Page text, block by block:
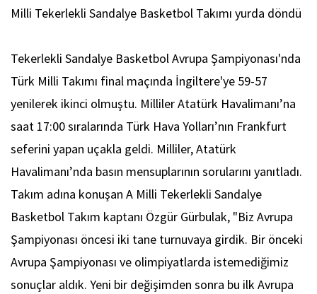
Milli Tekerlekli Sandalye Basketbol Takımı yurda döndü
Tekerlekli Sandalye Basketbol Avrupa Şampiyonası'nda
Türk Milli Takımı final maçında İngiltere'ye 59-57
yenilerek ikinci olmuştu. Milliler Atatürk Havalimanı’na
saat 17:00 sıralarında Türk Hava Yolları’nın Frankfurt
seferini yapan uçakla geldi. Milliler, Atatürk
Havalimanı’nda basın mensuplarının sorularını yanıtladı.
Takım adına konuşan A Milli Tekerlekli Sandalye
Basketbol Takım kaptanı Özgür Gürbulak, "Biz Avrupa
Şampiyonası öncesi iki tane turnuvaya girdik. Bir önceki
Avrupa Şampiyonası ve olimpiyatlarda istemediğimiz
sonuçlar aldık. Yeni bir değişimden sonra bu ilk Avrupa